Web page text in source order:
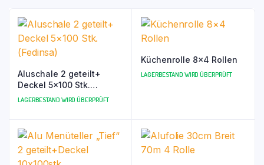
Aluschale 2 geteilt+
Deckel 5×100 Stk.
(Fedinsa)
LAGERBESTAND WIRD ÜBERPRÜFT
Küchenrolle 8×4 Rollen
LAGERBESTAND WIRD ÜBERPRÜFT